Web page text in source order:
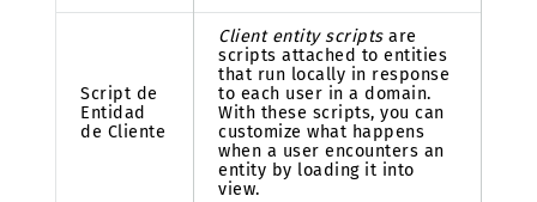
Script de
Entidad
de Cliente
Client entity scriptsare
scripts attached to entities
that run locally in response
to each user in a domain.
With these scripts, you can
customize what happens
when a user encounters an
entity by loading it into
view.